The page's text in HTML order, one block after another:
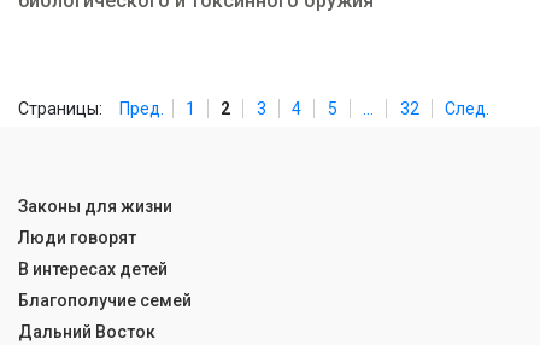
Страницы: Пред. 1 2 3 4 5 32 След.
Законы для жизни
Люди говорят
В интересах детей
Благополучие семей
Дальний Восток